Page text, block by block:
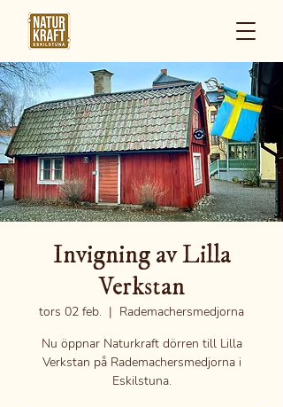
Invigning av Lilla
Verkstan
tors 02 feb.
  |
Rademachersmedjorna
Nu öppnar Naturkraft dörren till Lilla
Verkstan på Rademachersmedjorna i
Eskilstuna.